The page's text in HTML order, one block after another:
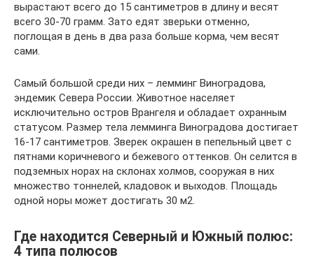
вырастают всего до 15 сантиметров в длину и весят
всего 30-70 грамм. Зато едят зверьки отменно,
поглощая в день в два раза больше корма, чем весят
сами.
Самый большой среди них – лемминг Виноградова,
эндемик Севера России. Животное населяет
исключительно остров Врангеля и обладает охранным
статусом. Размер тела лемминга Виноградова достигает
16-17 сантиметров. Зверек окрашен в пепельный цвет с
пятнами коричневого и бежевого оттенков. Он селится в
подземных норах на склонах холмов, сооружая в них
множество тоннелей, кладовок и выходов. Площадь
одной норы может достигать 30 м2.
Где находится Северный и Южный полюс:
4 типа полюсов